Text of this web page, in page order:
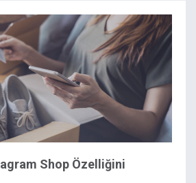
Shop Özelliğini